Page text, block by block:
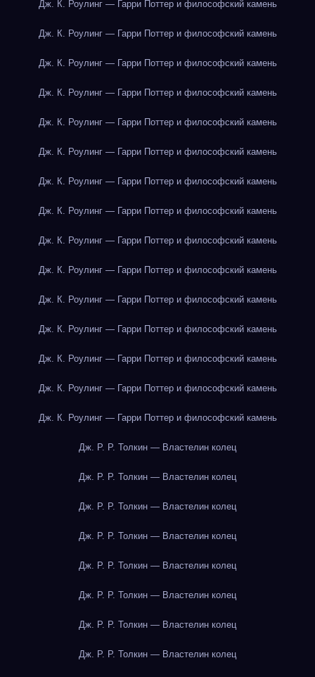
Дж. К. Роулинг — Гарри Поттер и философский камень
Дж. К. Роулинг — Гарри Поттер и философский камень
Дж. К. Роулинг — Гарри Поттер и философский камень
Дж. К. Роулинг — Гарри Поттер и философский камень
Дж. К. Роулинг — Гарри Поттер и философский камень
Дж. К. Роулинг — Гарри Поттер и философский камень
Дж. К. Роулинг — Гарри Поттер и философский камень
Дж. К. Роулинг — Гарри Поттер и философский камень
Дж. К. Роулинг — Гарри Поттер и философский камень
Дж. К. Роулинг — Гарри Поттер и философский камень
Дж. К. Роулинг — Гарри Поттер и философский камень
Дж. К. Роулинг — Гарри Поттер и философский камень
Дж. К. Роулинг — Гарри Поттер и философский камень
Дж. К. Роулинг — Гарри Поттер и философский камень
Дж. К. Роулинг — Гарри Поттер и философский камень
Дж. Р. Р. Толкин — Властелин колец
Дж. Р. Р. Толкин — Властелин колец
Дж. Р. Р. Толкин — Властелин колец
Дж. Р. Р. Толкин — Властелин колец
Дж. Р. Р. Толкин — Властелин колец
Дж. Р. Р. Толкин — Властелин колец
Дж. Р. Р. Толкин — Властелин колец
Дж. Р. Р. Толкин — Властелин колец